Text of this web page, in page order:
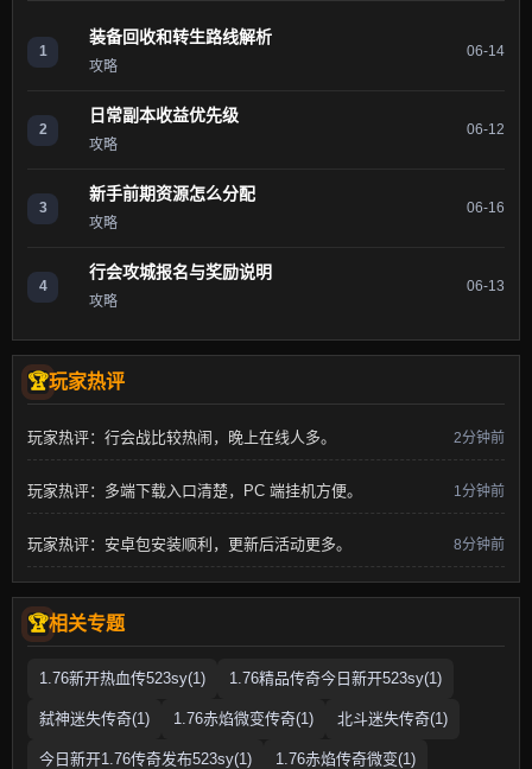
1
装备回收和转生路线解析
攻略
06-14
2
日常副本收益优先级
攻略
06-12
3
新手前期资源怎么分配
攻略
06-16
4
行会攻城报名与奖励说明
攻略
06-13
玩家热评
玩家热评：行会战比较热闹，晚上在线人多。 2分钟前
玩家热评：多端下载入口清楚，PC 端挂机方便。 1分钟前
玩家热评：安卓包安装顺利，更新后活动更多。 8分钟前
相关专题
1.76新开热血传523sy(1) 1.76精品传奇今日新开523sy(1)
弑神迷失传奇(1) 1.76赤焰微变传奇(1) 北斗迷失传奇(1)
今日新开1.76传奇发布523sy(1) 1.76赤焰传奇微变(1)